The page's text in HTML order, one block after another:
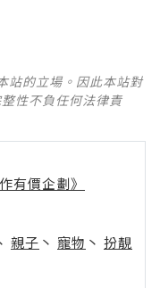
站的立場。因此本站對
性不負任何法律責
有價企劃》
親子 丶 寵物 丶 扮靚